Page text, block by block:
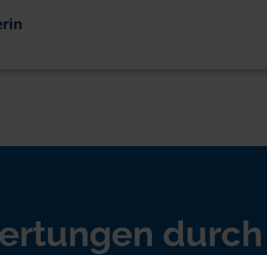
durch